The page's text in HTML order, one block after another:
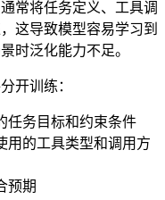
常将任务定义、工具调
这导致模型容易学习到
时泛化能力不足。
开训练：
任务目标和约束条件
用的工具类型和调用方
预期